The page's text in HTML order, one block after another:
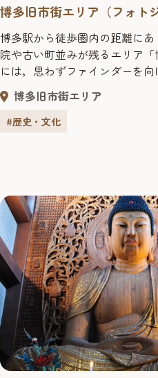
博多旧市街エリア（フォト
博多駅から徒歩圏内の距離に
院や古い町並みが残るエリア
には，思わずファインダーを
フォトジェニックなスポットが
くりと中世博多のまち歩きを楽
にも気づいていない、あなただ
博多旧市街エリア
#歴史・文化